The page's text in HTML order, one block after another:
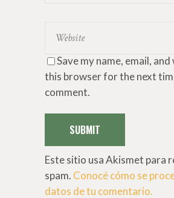
Save my name, email,
this browser for the next
comment.
SUBMIT
Este sitio usa Akismet para
spam. Conocé cómo se
datos de tu comentario.